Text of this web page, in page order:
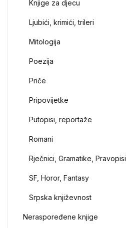
Knjige za djecu
Ljubići, krimići, trileri
Mitologija
Poezija
Priče
Pripovijetke
Putopisi, reportaže
Romani
Rječnici, Gramatike, Pravopisi
SF, Horor, Fantasy
Srpska književnost
Neraspoređene knjige